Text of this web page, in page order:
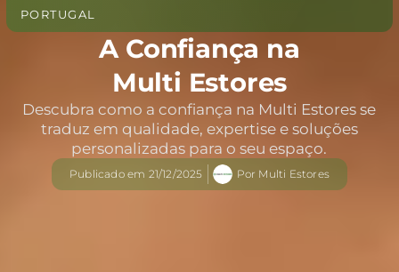
PORTUGAL
A Confiança na
Multi Estores
Descubra como a confiança na Multi Estores se
traduz em qualidade, expertise e soluções
personalizadas para o seu espaço.
Publicado em 21/12/2025 Por Multi Estores